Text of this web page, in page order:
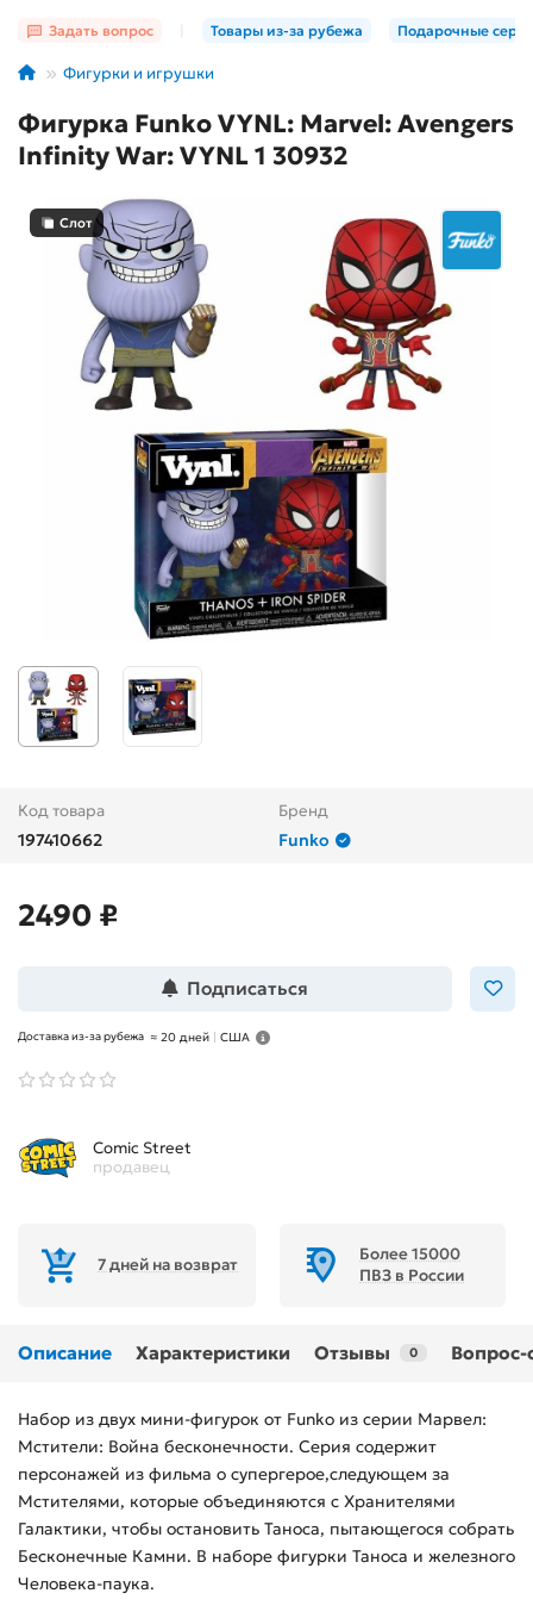
Задать вопрос Товары из-за рубежа Подарочные
Фигурки и игрушки
Фигурка Funko VYNL: Marvel: Avengers
Infinity War: VYNL 1 30932
Слот
Код товара
197410662
Бренд
Funko
2490 ₽
Подписаться
Доставка из-за рубежа ≈ 20 дней | США
Comic Street
продавец
7 дней на возврат
Более 15000
ПВЗ в России
Описание Характеристики Отзывы 0 Вопрос-
Набор из двух мини-фигурок от Funko из серии Марвел:
Мстители: Война бесконечности. Серия содержит
персонажей из фильма о супергерое,следующем за
Мстителями, которые объединяются с Хранителями
Галактики, чтобы остановить Таноса, пытающегося собрать
Бесконечные Камни. В наборе фигурки Таноса и железного
Человека-паука.